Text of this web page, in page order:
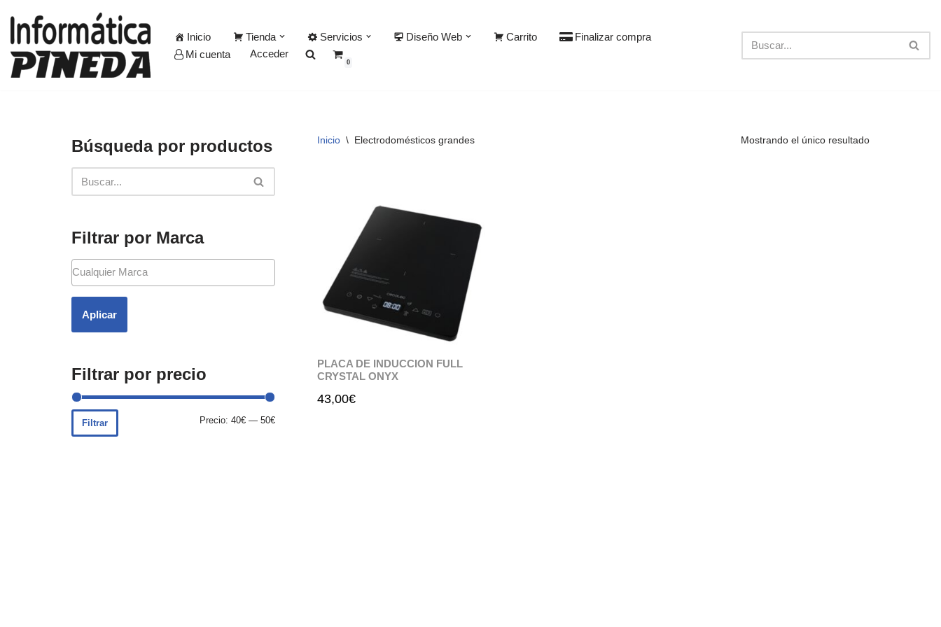
Saltar
al
contenido
Inicio Tienda Servicios Diseño Web Carrito
Finalizar compra
Mi cuenta
Acceder
0
Búsqueda por productos
Filtrar por Marca
Aplicar
Filtrar por precio
Filtrar Precio: 40€ — 50€
Inicio \ Electrodomésticos grandes Mostrando el único resultado
PLACA DE INDUCCION FULL
CRYSTAL ONYX
43,00€